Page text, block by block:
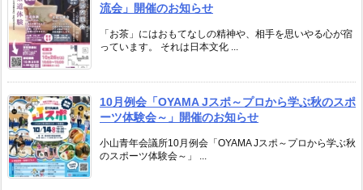
流会」開催のお知らせ
「お茶」にはおもてなしの精神や、相手を思いやる心が宿
っています。 それは日本文化 ...
10月例会「OYAMA Jスポ～プロから学ぶ秋のスポ
ーツ体験会～」開催のお知らせ
小山青年会議所10月例会「OYAMA Jスポ～プロから学ぶ秋
のスポーツ体験会～」 ...